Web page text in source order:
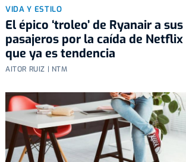
VIDA Y ESTILO
El épico ‘troleo’ de Ryanair a sus
pasajeros por la caída de Netflix
que ya es tendencia
AITOR RUIZ | NTM